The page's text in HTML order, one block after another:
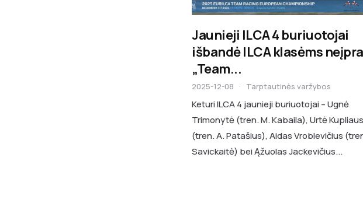
Jaunieji ILCA 4 buriuotojai
išbandė ILCA klasėms
„Team...
2025-12-08 · Tarptautinės varžybos
Keturi ILCA 4 jaunieji buriuotojai – Ugnė
Trimonytė (tren. M. Kabaila), Urtė
(tren. A. Patašius), Aidas Vroblevičius
Savickaitė) bei Ąžuolas Jackevičius...